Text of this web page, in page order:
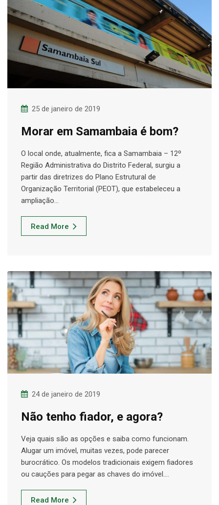
25 de janeiro de 2019
Morar em Samambaia é bom?
O local onde, atualmente, fica a Samambaia – 12º
Região Administrativa do Distrito Federal, surgiu a
partir das diretrizes do Plano Estrutural de
Organização Territorial (PEOT), que estabeleceu a
ampliação…
Read More
24 de janeiro de 2019
Não tenho fiador, e agora?
Veja quais são as opções e saiba como funcionam.
Alugar um imóvel, muitas vezes, pode parecer
burocrático. Os modelos tradicionais exigem fiadores
ou cauções para pegar as chaves do imóvel.…
Read More